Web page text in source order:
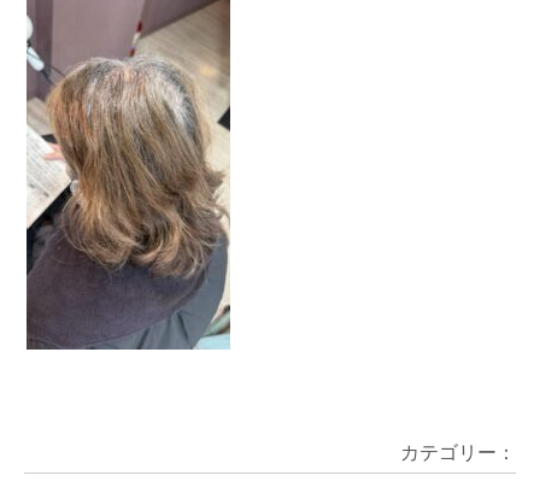
カテゴリー：